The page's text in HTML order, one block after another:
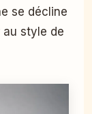
se décline
au style de